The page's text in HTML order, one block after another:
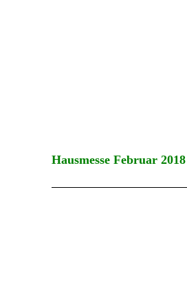
Hausmesse Februar 2018